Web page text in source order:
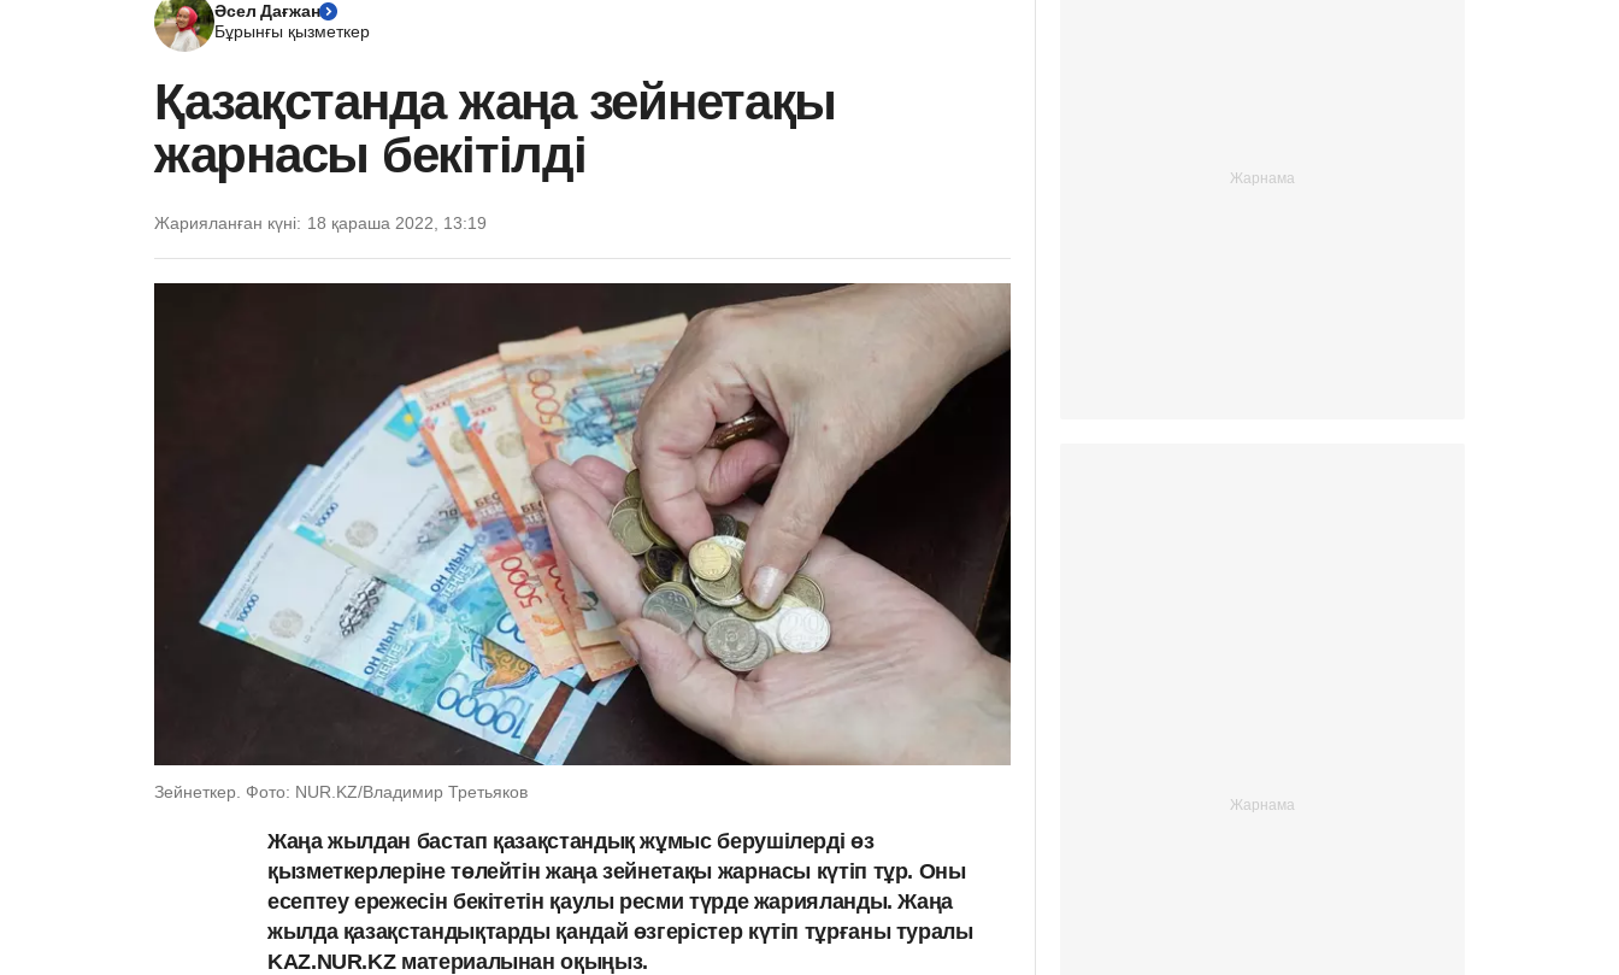
Әсел Дағжан
Бұрынғы қызметкер
Қазақстанда жаңа зейнетақы
жарнасы бекітілді
Жарияланған күні: 18 қараша 2022, 13:19
Зейнеткер. Фото: NUR.KZ/Владимир Третьяков
Жаңа жылдан бастап қазақстандық жұмыс берушілерді өз
қызметкерлеріне төлейтін жаңа зейнетақы жарнасы күтіп тұр. Оны
есептеу ережесін бекітетін қаулы ресми түрде жарияланды. Жаңа
жылда қазақстандықтарды қандай өзгерістер күтіп тұрғаны туралы
KAZ.NUR.KZ материалынан оқыңыз.